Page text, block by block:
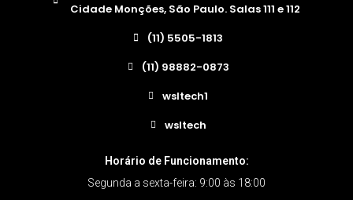
Cidade Monções, São Paulo. Salas 111 e 112
(11) 5505-1813
(11) 98882-0873
wsltech1
wsltech
Horário de Funcionamento:
Segunda a sexta-feira: 9:00 às 18:00